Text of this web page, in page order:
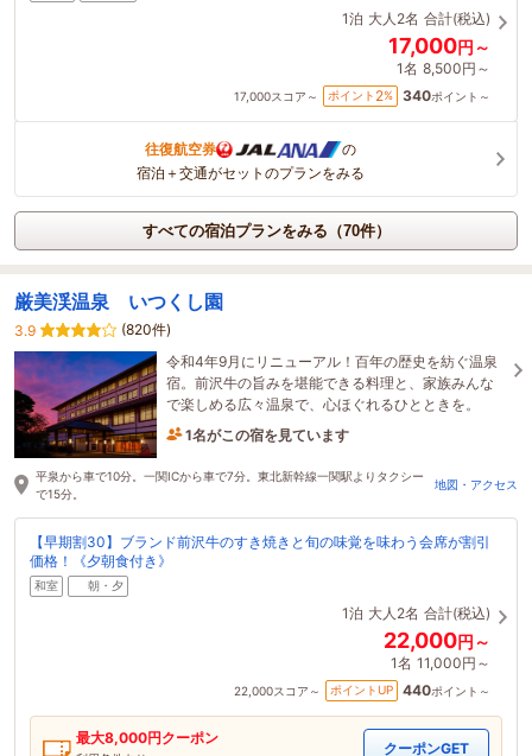
1泊 大人2名 合計(税込)
17,000円～
1名 8,500円～
17,000スコア～ ポイント 2% 340ポイント～
往復航空券
の
宿泊＋交通がセットのプランをみる
すべての宿泊プランをみる（70件）
厳美渓温泉 いつくし園
3.9
(820件)
令和4年9月にリニューアル！百年の歴史を紡ぐ温泉
宿。前沢牛の旨みを堪能できる料理と、家族みんな
で楽しめる広々温泉で、心ほぐれるひとときを。
1名がこの宿を見ています
平泉から車で10分。一関ICから車で7分。東北新幹線一関駅よりタクシー
で15分。
地図・アクセス
【早期割30】ブランド前沢牛のすき焼きと旬の味覚を味わう会席が割引
価格！《夕朝食付き》
和室 朝・夕
1泊 大人2名 合計(税込)
22,000円～
1名 11,000円～
22,000スコア～ ポイントUP 440ポイント～
最大8,000円クーポン
クーポンGET